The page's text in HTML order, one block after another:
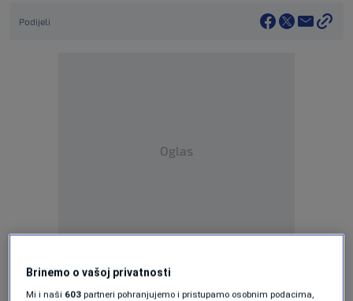
Podijeli
Oglas
došlo je do saobraćajne nezgode nakon čega
Brinemo o vašoj privatnosti
Mi i naši 603 partneri pohranjujemo i pristupamo osobnim podacima,